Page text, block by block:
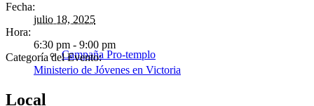
Campaña Pro-templo
Fecha:
julio 18, 2025
Hora:
6:30 pm - 9:00 pm
Categoría del Evento:
Ministerio de Jóvenes en Victoria
Local